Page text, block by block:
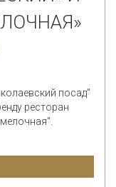
посад"
ресторан